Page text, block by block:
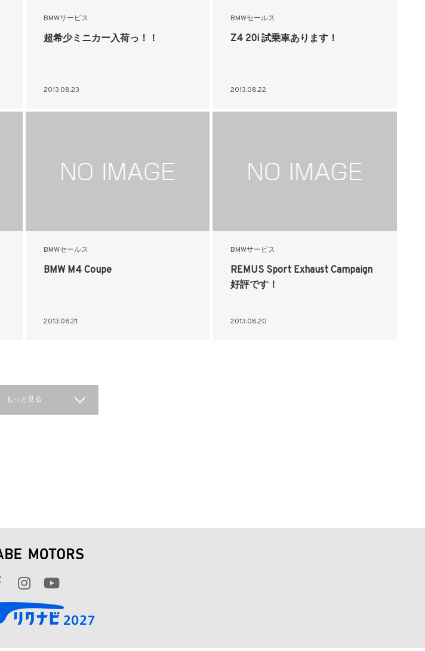
BMWサービス
超希少ミニカー入荷っ！！
2013.08.23
BMWセールス
Z4 20i 試乗車あります！
2013.08.22
BMWセールス
BMW M4 Coupe
2013.08.21
BMWサービス
REMUS Sport Exhaust Campaign
好評です！
2013.08.20
もっと見る